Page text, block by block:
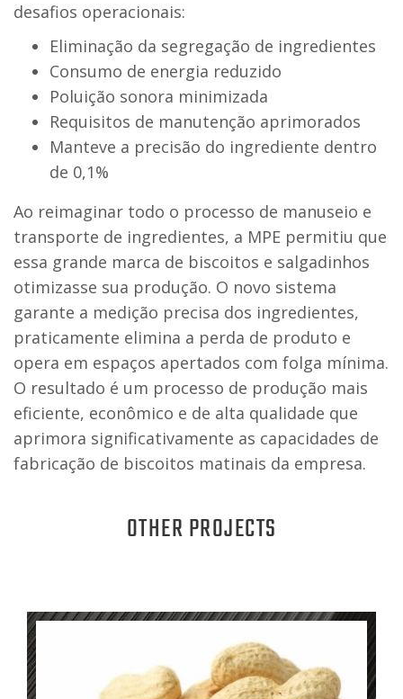
desafios operacionais:
Eliminação da segregação de ingredientes
Consumo de energia reduzido
Poluição sonora minimizada
Requisitos de manutenção aprimorados
Manteve a precisão do ingrediente dentro
de 0,1%
Ao reimaginar todo o processo de manuseio e
transporte de ingredientes, a MPE permitiu que
essa grande marca de biscoitos e salgadinhos
otimizasse sua produção. O novo sistema
garante a medição precisa dos ingredientes,
praticamente elimina a perda de produto e
opera em espaços apertados com folga mínima.
O resultado é um processo de produção mais
eficiente, econômico e de alta qualidade que
aprimora significativamente as capacidades de
fabricação de biscoitos matinais da empresa.
OTHER PROJECTS